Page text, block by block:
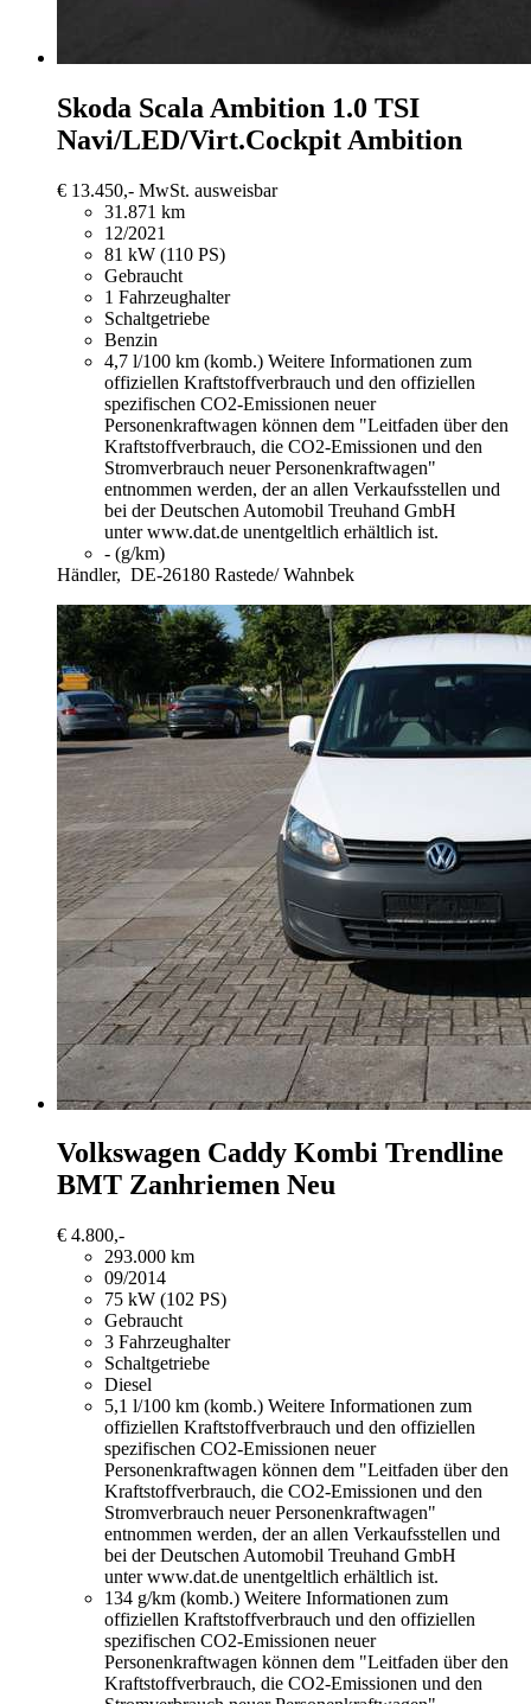
Skoda Scala Ambition 1.0 TSI
Navi/LED/Virt.Cockpit Ambition
€ 13.450,- MwSt. ausweisbar
31.871 km
12/2021
81 kW (110 PS)
Gebraucht
1 Fahrzeughalter
Schaltgetriebe
Benzin
4,7 l/100 km (komb.) Weitere Informationen zum
offiziellen Kraftstoffverbrauch und den offiziellen
spezifischen CO2-Emissionen neuer
Personenkraftwagen können dem "Leitfaden über den
Kraftstoffverbrauch, die CO2-Emissionen und den
Stromverbrauch neuer Personenkraftwagen"
entnommen werden, der an allen Verkaufsstellen und
bei der Deutschen Automobil Treuhand GmbH
unter www.dat.de unentgeltlich erhältlich ist.
- (g/km)
Händler, DE-26180 Rastede/ Wahnbek
Volkswagen Caddy Kombi Trendline
BMT Zanhriemen Neu
€ 4.800,-
293.000 km
09/2014
75 kW (102 PS)
Gebraucht
3 Fahrzeughalter
Schaltgetriebe
Diesel
5,1 l/100 km (komb.) Weitere Informationen zum
offiziellen Kraftstoffverbrauch und den offiziellen
spezifischen CO2-Emissionen neuer
Personenkraftwagen können dem "Leitfaden über den
Kraftstoffverbrauch, die CO2-Emissionen und den
Stromverbrauch neuer Personenkraftwagen"
entnommen werden, der an allen Verkaufsstellen und
bei der Deutschen Automobil Treuhand GmbH
unter www.dat.de unentgeltlich erhältlich ist.
134 g/km (komb.) Weitere Informationen zum
offiziellen Kraftstoffverbrauch und den offiziellen
spezifischen CO2-Emissionen neuer
Personenkraftwagen können dem "Leitfaden über den
Kraftstoffverbrauch, die CO2-Emissionen und den